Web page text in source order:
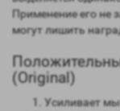
Применение его не
могут лишить
(Original)
Усиливает